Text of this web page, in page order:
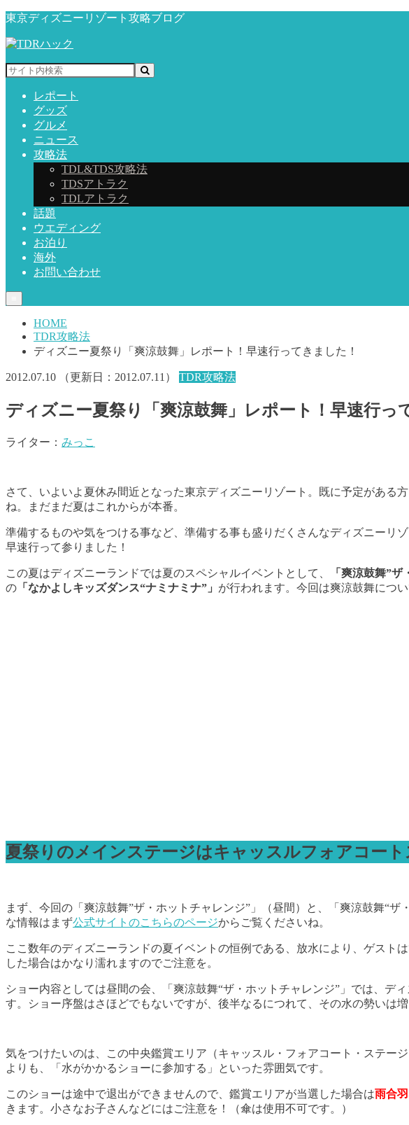
東京ディズニーリゾート攻略ブログ
レポート
グッズ
グルメ
ニュース
攻略法
TDL&TDS攻略法
TDSアトラク
TDLアトラク
話題
ウエディング
お泊り
海外
お問い合わせ
HOME
TDR攻略法
ディズニー夏祭り「爽涼鼓舞」レポート！早速行ってきました！
2012.07.10 （更新日： 2012.07.11 ） TDR攻略法
ディズニー夏祭り「爽涼鼓舞」レポート！早速行っ
ライター： みっこ
さて、いよいよ夏休み間近となった東京ディズニーリゾート。既に予定があ
ね。まだまだ夏はこれからが本番。
準備するものや気をつける事など、準備する事も盛りだくさんなディズニーリ
早速行って参りました！
この夏はディズニーランドでは夏のスペシャルイベントとして、 「爽涼鼓舞”ザ
の 「なかよしキッズダンス“ナミナミナ”」 が行われます。今回は爽涼鼓舞につ
夏祭りのメインステージはキャッスルフォアコート
まず、今回の「爽涼鼓舞”ザ・ホットチャレンジ”」（昼間）と、「爽涼鼓舞“
な情報はまず公式サイトのこちらのページからご覧くださいね。
ここ数年のディズニーランドの夏イベントの恒例である、放水により、ゲス
した場合はかなり濡れますのでご注意を。
ショー内容としては昼間の会、「爽涼鼓舞“ザ・ホットチャレンジ”」では、
す。ショー序盤はさほどでもないですが、後半なるにつれて、その水の勢いは
気をつけたいのは、この中央鑑賞エリア（キャッスル・フォアコート・ステー
よりも、「水がかかるショーに参加する」といった雰囲気です。
このショーは途中で退出ができませんので、鑑賞エリアが当選した場合は雨合
きます。小さなお子さんなどにはご注意を！（傘は使用不可です。）